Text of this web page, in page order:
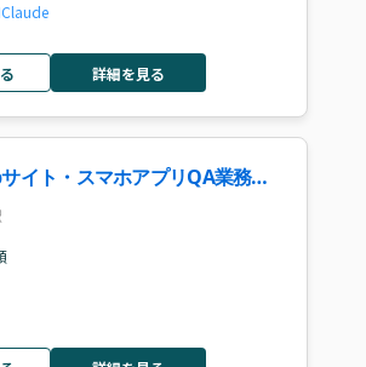
Claude
詳細を見る
イト・スマホアプリQA業務案